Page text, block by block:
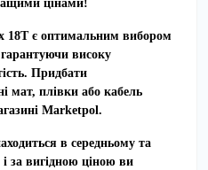
цінами!
18T є оптимальним вибором
високу
Придбати
мат, плівки або кабель
Marketpol.
в середньому та
за вигідною ціною ви